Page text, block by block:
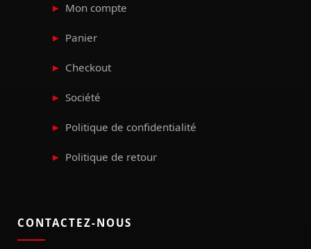
Mon compte
Panier
Checkout
Société
Politique de confidentialité
Politique de retour
CONTACTEZ-NOUS